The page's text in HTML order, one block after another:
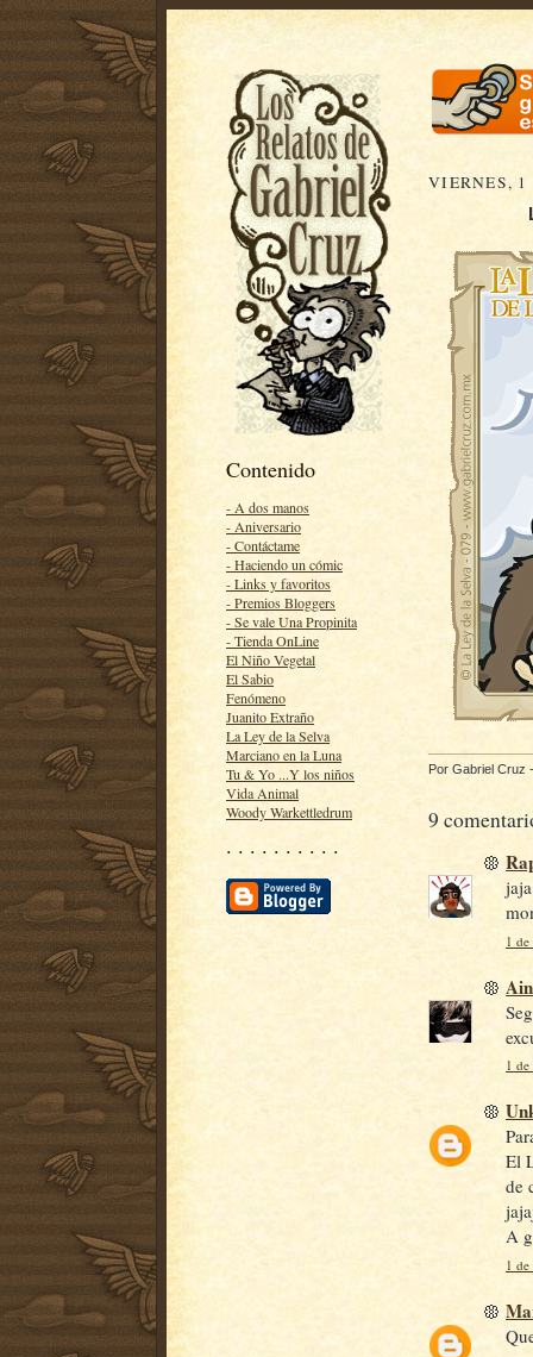
Contenido
- A dos manos
- Aniversario
- Contáctame
- Haciendo un cómic
- Links y favoritos
- Premios Bloggers
- Se vale Una Propinita
- Tienda OnLine
El Niño Vegetal
El Sabio
Fenómeno
Juanito Extraño
La Ley de la Selva
Marciano en la Luna
Tu & Yo ...Y los niños
Vida Animal
Woody Warkettledrum
· · · · · · · · · ·
VIERNES,
Por Gabriel Cruz
9
1
1
El
de
A
1